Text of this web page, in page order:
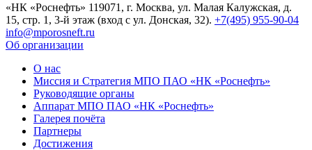
«НК «Роснефть» 119071, г. Москва, ул. Малая Калужская, д.
15, стр. 1, 3-й этаж (вход с ул. Донская, 32). +7(495) 955-90-04
info@mporosneft.ru
Об организации
О нас
Миссия и Стратегия МПО ПАО «НК «Роснефть»
Руководящие органы
Аппарат МПО ПАО «НК «Роснефть»
Галерея почёта
Партнеры
Достижения